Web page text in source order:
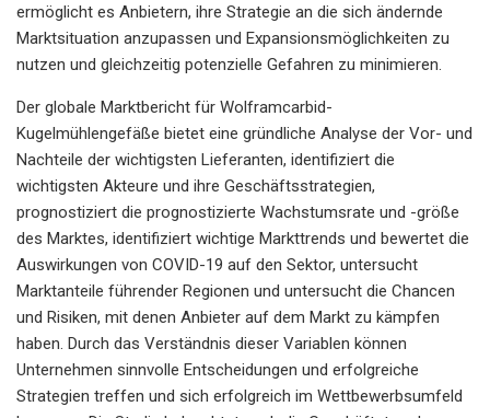
ermöglicht es Anbietern, ihre Strategie an die sich ändernde
Marktsituation anzupassen und Expansionsmöglichkeiten zu
nutzen und gleichzeitig potenzielle Gefahren zu minimieren.
Der globale Marktbericht für Wolframcarbid-
Kugelmühlengefäße bietet eine gründliche Analyse der Vor- und
Nachteile der wichtigsten Lieferanten, identifiziert die
wichtigsten Akteure und ihre Geschäftsstrategien,
prognostiziert die prognostizierte Wachstumsrate und -größe
des Marktes, identifiziert wichtige Markttrends und bewertet die
Auswirkungen von COVID-19 auf den Sektor, untersucht
Marktanteile führender Regionen und untersucht die Chancen
und Risiken, mit denen Anbieter auf dem Markt zu kämpfen
haben. Durch das Verständnis dieser Variablen können
Unternehmen sinnvolle Entscheidungen und erfolgreiche
Strategien treffen und sich erfolgreich im Wettbewerbsumfeld